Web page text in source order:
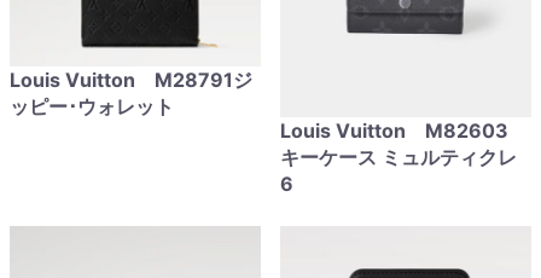
Louis Vuitton M28791ジ
ッピー･ウォレット
Louis Vuitton M82603
キーケース ミュルティクレ
6